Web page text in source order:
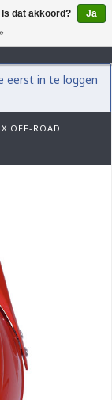
0
eerst in te loggen
OFF-ROAD
dat akkoord?
Ja